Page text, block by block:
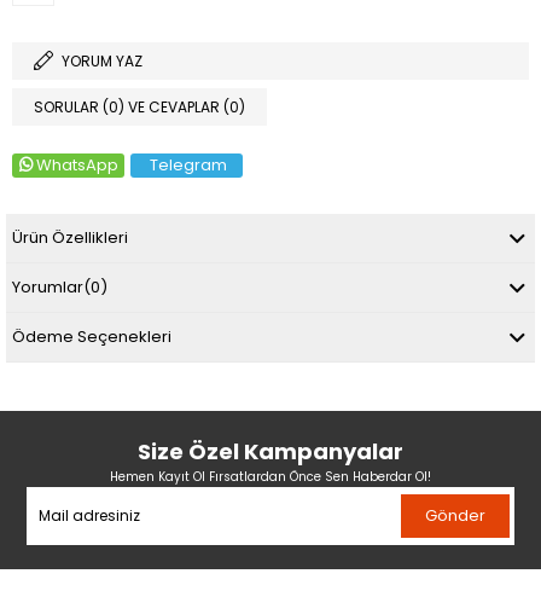
YORUM YAZ
SORULAR (0) VE CEVAPLAR (0)
WhatsApp Telegram
Ürün Özellikleri
Yorumlar(0)
Ödeme Seçenekleri
Size Özel Kampanyalar
Hemen Kayıt Ol Fırsatlardan Önce Sen Haberdar Ol!
Gönder